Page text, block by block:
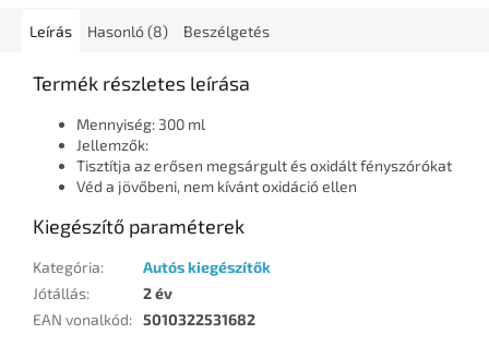
Leírás Hasonló (8) Beszélgetés
Termék részletes leírása
Mennyiség: 300 ml
Jellemzők:
Tisztítja az erősen megsárgult és oxidált fényszórókat
Véd a jövőbeni, nem kívánt oxidáció ellen
Kiegészítő paraméterek
Kategória:
Autós kiegészítők
Jótállás:
2 év
EAN vonalkód: 5010322531682